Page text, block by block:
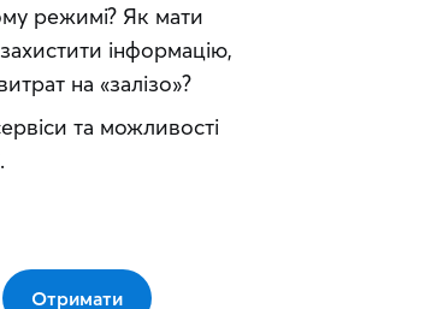
режимі? Як мати
інформацію,
на «залізо»?
та можливості
Отримати